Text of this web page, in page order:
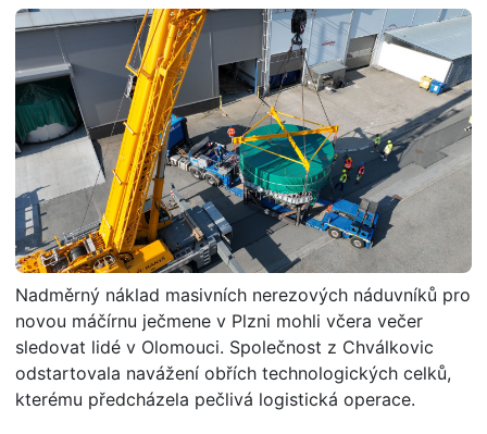
Nadměrný náklad masivních nerezových náduvníků pro
novou máčírnu ječmene v Plzni mohli včera večer
sledovat lidé v Olomouci. Společnost z Chválkovic
odstartovala navážení obřích technologických celků,
kterému předcházela pečlivá logistická operace.